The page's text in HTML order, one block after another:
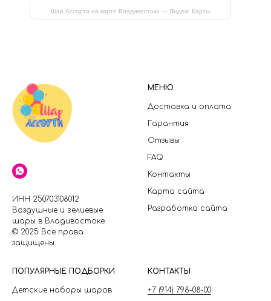
Шар Ассорти на карте Владивостока — Яндекс Карты
ИНН 250703108012
Воздушные и гелиевые
шары в Владивостоке
© 2025 Все права
защищены
МЕНЮ
Доставка и оплата
Гарантия
Отзывы
FAQ
Контакты
Карта сайта
Разработка сайта
ПОПУЛЯРНЫЕ ПОДБОРКИ
Детские наборы шаров
КОНТАКТЫ
+7 (914) 798-08-00